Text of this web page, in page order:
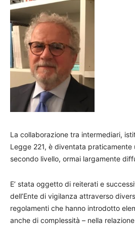
La collaborazione tra intermediari,
Legge 221, è diventata praticamente
secondo livello, ormai largamente
E’ stata oggetto di reiterati e
dell’Ente di vigilanza attraverso
regolamenti che hanno introdotto
anche di complessità – nella